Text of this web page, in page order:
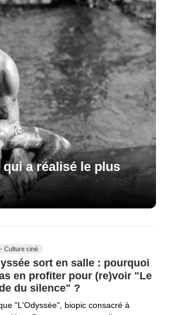
a réalisé le plus
Culture ciné
sort en salle : pourquoi
en profiter pour (re)voir "Le
du silence" ?
"L'Odyssée", biopic consacré à